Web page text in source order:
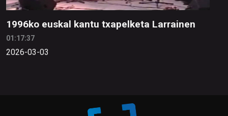
1996ko euskal kantu txapelketa Larrainen
01:17:37
2026-03-03